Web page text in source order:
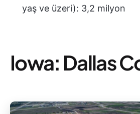
yaş ve üzeri): 3,2 milyon
Iowa: Dallas